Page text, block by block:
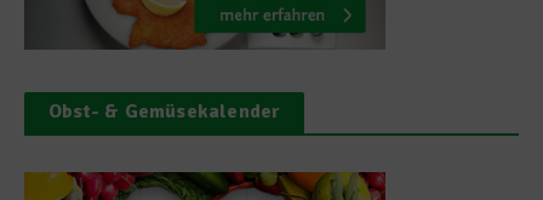
Obst- & Gemüsekalender